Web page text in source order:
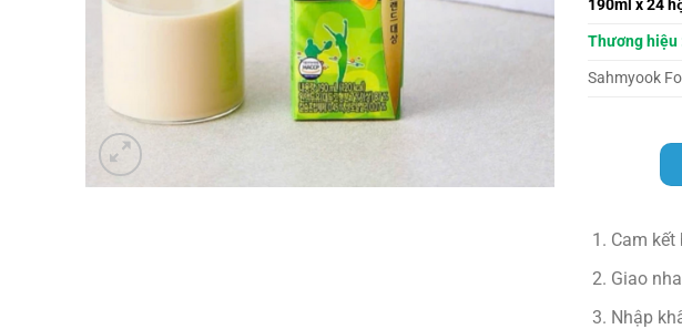
190ml x 24
Thương hiệu
Sahmyook
Cam kết
Giao
Nhập